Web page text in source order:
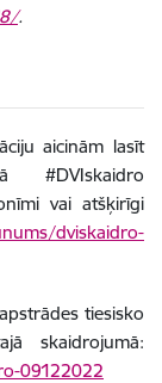
.
aicinām lasīt
#DVIskaidro
vai atšķirīgi
dviskaidro-
tiesisko
skaidrojumā:
09122022